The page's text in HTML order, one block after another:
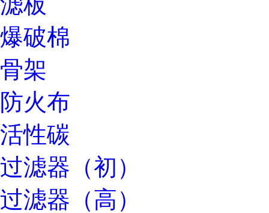
爆破棉
骨架
防火布
活性碳
过滤器（初）
过滤器（高）